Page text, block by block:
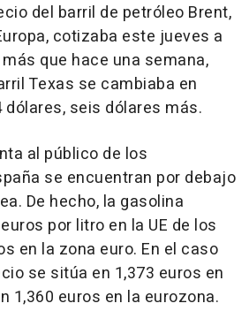
del barril de petróleo Brent,
cotizaba este jueves a
que hace una semana,
Texas se cambiaba en
dólares, seis dólares más.
al público de los
se encuentran por debajo
De hecho, la gasolina
por litro en la UE de los
en la zona euro. En el caso
se sitúa en 1,373 euros en
1,360 euros en la eurozona.